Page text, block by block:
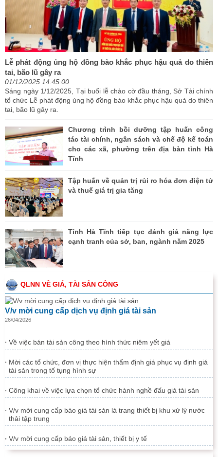
Lễ phát động ủng hộ đồng bào khắc phục hậu quả do thiên
tai, bão lũ gây ra
01/12/2025 14:45:00
Sáng ngày 1/12/2025, Tại buổi lễ chào cờ đầu tháng, Sở Tài chính
tổ chức Lễ phát động ủng hộ đồng bào khắc phục hậu quả do thiên
tai, bão lũ gây ra.
Chương trình bồi dưỡng tập huấn công
tác tài chính, ngân sách và chế độ kế toán
cho các xã, phường trên địa bàn tỉnh Hà
Tĩnh
Tập huấn về quản trị rủi ro hóa đơn điện tử
và thuế giá trị gia tăng
Tỉnh Hà Tĩnh tiếp tục đánh giá năng lực
cạnh tranh của sở, ban, ngành năm 2025
QLNN VỀ GIÁ, TÀI SẢN CÔNG
V/v mời cung cấp dịch vụ định giá tài sản
26/04/2026
Về việc bán tài sản công theo hình thức niêm yết giá
Mời các tổ chức, đơn vị thực hiện thẩm định giá phục vụ định giá
tài sản trong tố tụng hình sự
Công khai về việc lựa chọn tổ chức hành nghề đấu giá tài sản
V/v mời cung cấp báo giá tài sản là trang thiết bị khu xử lý nước
thải tập trung
V/v mời cung cấp báo giá tài sản, thiết bị y tế